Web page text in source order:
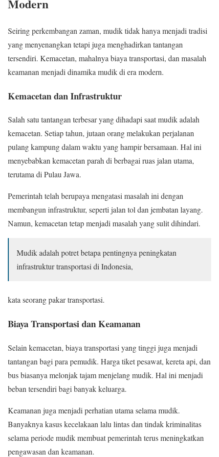
Modern
Seiring perkembangan zaman, mudik tidak hanya menjadi tradisi
yang menyenangkan tetapi juga menghadirkan tantangan
tersendiri. Kemacetan, mahalnya biaya transportasi, dan masalah
keamanan menjadi dinamika mudik di era modern.
Kemacetan dan Infrastruktur
Salah satu tantangan terbesar yang dihadapi saat mudik adalah
kemacetan. Setiap tahun, jutaan orang melakukan perjalanan
pulang kampung dalam waktu yang hampir bersamaan. Hal ini
menyebabkan kemacetan parah di berbagai ruas jalan utama,
terutama di Pulau Jawa.
Pemerintah telah berupaya mengatasi masalah ini dengan
membangun infrastruktur, seperti jalan tol dan jembatan layang.
Namun, kemacetan tetap menjadi masalah yang sulit dihindari.
Mudik adalah potret betapa pentingnya peningkatan
infrastruktur transportasi di Indonesia,
kata seorang pakar transportasi.
Biaya Transportasi dan Keamanan
Selain kemacetan, biaya transportasi yang tinggi juga menjadi
tantangan bagi para pemudik. Harga tiket pesawat, kereta api, dan
bus biasanya melonjak tajam menjelang mudik. Hal ini menjadi
beban tersendiri bagi banyak keluarga.
Keamanan juga menjadi perhatian utama selama mudik.
Banyaknya kasus kecelakaan lalu lintas dan tindak kriminalitas
selama periode mudik membuat pemerintah terus meningkatkan
pengawasan dan keamanan.